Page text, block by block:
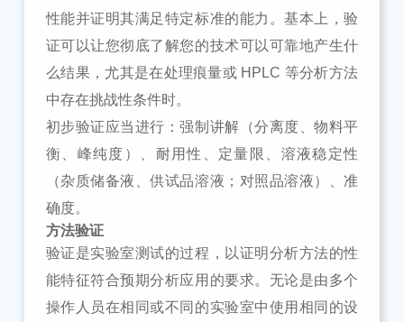
性能并证明其满足特定标准的能力。基本上，验
证可以让您彻底了解您的技术可以可靠地产生什
么结果，尤其是在处理痕量或 HPLC 等分析方法
中存在挑战性条件时。
初步验证应当进行：强制讲解（分离度、物料平
衡、峰纯度）、耐用性、定量限、溶液稳定性
（杂质储备液、供试品溶液；对照品溶液）、准
确度。
方法验证
验证是实验室测试的过程，以证明分析方法的性
能特征符合预期分析应用的要求。无论是由多个
操作人员在相同或不同的实验室中使用相同的设